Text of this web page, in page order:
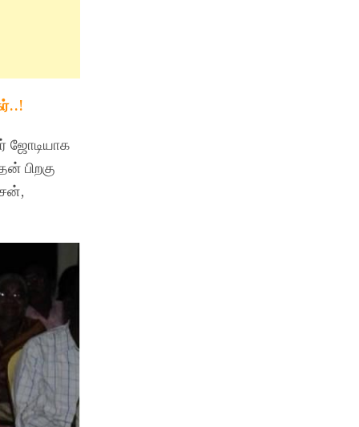
ஜோடியாக
பிறகு